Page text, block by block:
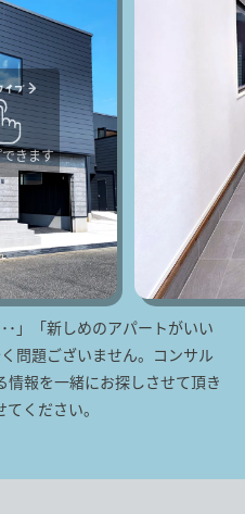
きます
･」「新しめのアパートがいい
問題ございません。コンサル
報を一緒にお探しさせて頂き
ください。